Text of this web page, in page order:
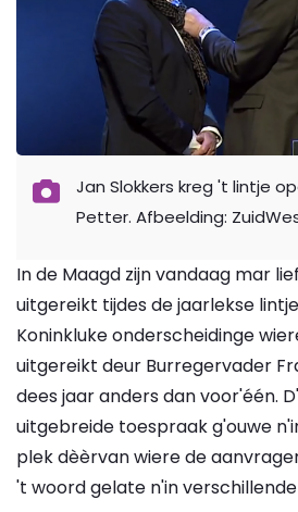
Jan Slokkers kreg 't lintje
Petter. Afbeelding:
In de Maagd zijn vandaag mar
uitgereikt tijdes de jaarlekse
Koninkluke onderscheidinge
uitgereikt deur Burregervader
dees jaar anders dan voor'één.
uitgebreide toespraak g'ouwe
plek dèèrvan wiere de
't woord gelate n'in